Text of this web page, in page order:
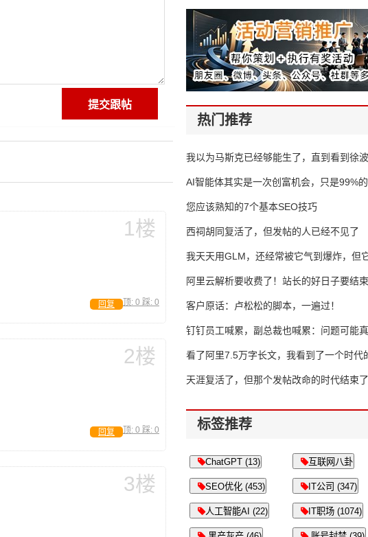
1楼
顶: 0 踩: 0
回复
2楼
顶: 0 踩: 0
回复
3楼
热门推荐
我以为马斯克已经够能生了，直到看到
AI智能体其实是一次创富机会，只是99%
错过了
您应该熟知的7个基本SEO技巧
西祠胡同复活了，但发帖的人已经不见了
我天天用GLM，还经常被它气到爆炸，但
16万亿
阿里云解析要收费了！站长的好日子要结
客户原话：卢松松的脚本，一遍过！
钉钉员工喊累，副总裁也喊累：问题可能
了
看了阿里7.5万字长文，我看到了一个时代
天涯复活了，但那个发帖改命的时代结束了
标签推荐
ChatGPT (13) 互联网八卦
SEO优化 (453) IT公司 (347)
人工智能AI (22) IT职场 (1074)